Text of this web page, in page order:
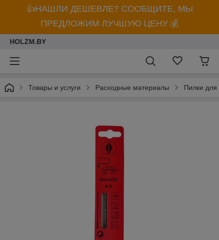
👍НАШЛИ ДЕШЕВЛЕ? СООБЩИТЕ, МЫ
ПРЕДЛОЖИМ ЛУЧШУЮ ЦЕНУ 💰
HOLZM.BY
Товары и услуги Расходные материалы Пилки для